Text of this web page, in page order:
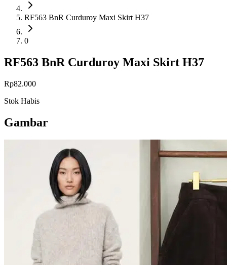
RF563 BnR Curduroy Maxi Skirt H37
0
RF563 BnR Curduroy Maxi Skirt H37
Rp82.000
Stok Habis
Gambar